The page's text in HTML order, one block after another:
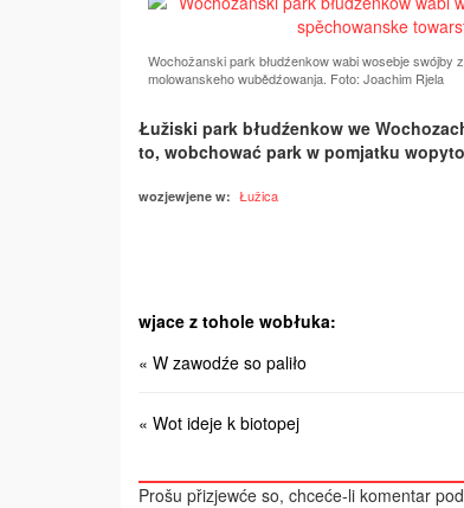
Wochožanski park błudźenkow wabi wosebje swójby
molowanskeho wubědźowanja. Foto: Joachim Rjela
Łužiski park błudźenkow we
to, wobchować park w pomjatku
wozjewjene w: Łužica
wjace z tohole wobłuka:
« W zawodźe so paliło
« Wot ideje k biotopej
Prošu přizjewće so, chceće-li komentar